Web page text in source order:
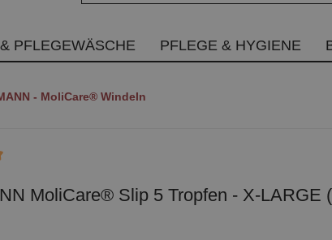
PFLEGEWÄSCHE PFLEGE & HYGIENE
- MoliCare® Windeln
MoliCare® Slip 5 Tropfen - X-LARGE